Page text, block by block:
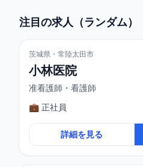
注目の求人（ランダム）
茨城県・常陸太田市
小林医院
准看護師・看護師
💼 正社員
詳細を見る